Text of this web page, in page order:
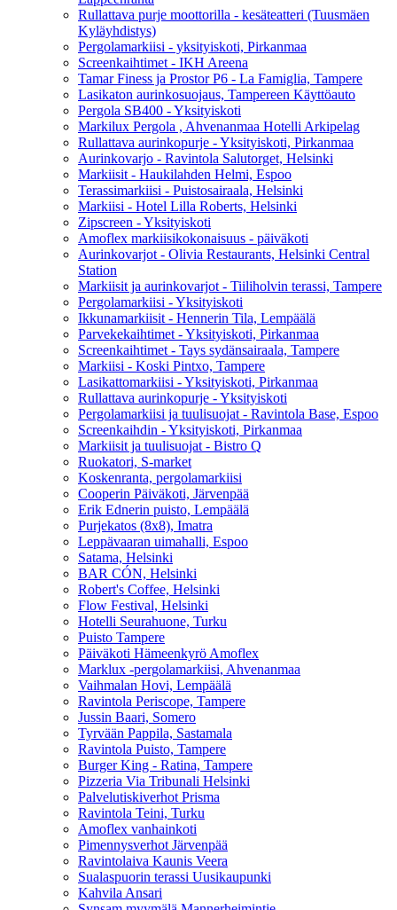
Rullattava purje moottorilla - kesäteatteri (Tuusmäen
Kyläyhdistys)
Pergolamarkiisi - yksityiskoti, Pirkanmaa
Screenkaihtimet - IKH Areena
Tamar Finess ja Prostor P6 - La Famiglia, Tampere
Lasikaton aurinkosuojaus, Tampereen Käyttöauto
Pergola SB400 - Yksityiskoti
Markilux Pergola , Ahvenanmaa Hotelli Arkipelag
Rullattava aurinkopurje - Yksityiskoti, Pirkanmaa
Aurinkovarjo - Ravintola Salutorget, Helsinki
Markiisit - Haukilahden Helmi, Espoo
Terassimarkiisi - Puistosairaala, Helsinki
Markiisi - Hotel Lilla Roberts, Helsinki
Zipscreen - Yksityiskoti
Amoflex markiisikokonaisuus - päiväkoti
Aurinkovarjot - Olivia Restaurants, Helsinki Central
Station
Markiisit ja aurinkovarjot - Tiiliholvin terassi, Tampere
Pergolamarkiisi - Yksityiskoti
Ikkunamarkiisit - Hennerin Tila, Lempäälä
Parvekekaihtimet - Yksityiskoti, Pirkanmaa
Screenkaihtimet - Tays sydänsairaala, Tampere
Markiisi - Koski Pintxo, Tampere
Lasikattomarkiisi - Yksityiskoti, Pirkanmaa
Rullattava aurinkopurje - Yksityiskoti
Pergolamarkiisi ja tuulisuojat - Ravintola Base, Espoo
Screenkaihdin - Yksityiskoti, Pirkanmaa
Markiisit ja tuulisuojat - Bistro Q
Ruokatori, S-market
Koskenranta, pergolamarkiisi
Cooperin Päiväkoti, Järvenpää
Erik Ednerin puisto, Lempäälä
Purjekatos (8x8), Imatra
Leppävaaran uimahalli, Espoo
Satama, Helsinki
BAR CÓN, Helsinki
Robert's Coffee, Helsinki
Flow Festival, Helsinki
Hotelli Seurahuone, Turku
Puisto Tampere
Päiväkoti Hämeenkyrö Amoflex
Marklux -pergolamarkiisi, Ahvenanmaa
Vaihmalan Hovi, Lempäälä
Ravintola Periscope, Tampere
Jussin Baari, Somero
Tyrvään Pappila, Sastamala
Ravintola Puisto, Tampere
Burger King - Ratina, Tampere
Pizzeria Via Tribunali Helsinki
Palvelutiskiverhot Prisma
Ravintola Teini, Turku
Amoflex vanhainkoti
Pimennysverhot Järvenpää
Ravintolaiva Kaunis Veera
Sualaspuorin terassi Uusikaupunki
Kahvila Ansari